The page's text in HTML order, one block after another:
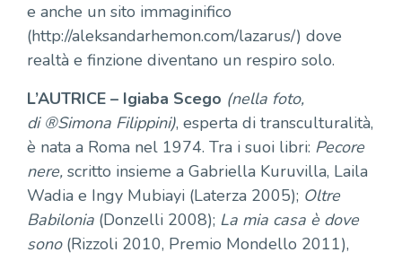
e anche un sito immaginifico
(http://aleksandarhemon.com/lazarus/) dove
realtà e finzione diventano un respiro solo.
L’AUTRICE – Igiaba Scego (nella foto,
di ®Simona Filippini), esperta di transculturalità,
è nata a Roma nel 1974. Tra i suoi libri: Pecore
nere, scritto insieme a Gabriella Kuruvilla, Laila
Wadia e Ingy Mubiayi (Laterza 2005); Oltre
Babilonia (Donzelli 2008); La mia casa è dove
sono(Rizzoli 2010, Premio Mondello 2011),